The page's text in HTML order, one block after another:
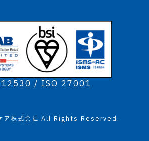
/ ISO 27001
ア株式会社 All Rights Reserved.